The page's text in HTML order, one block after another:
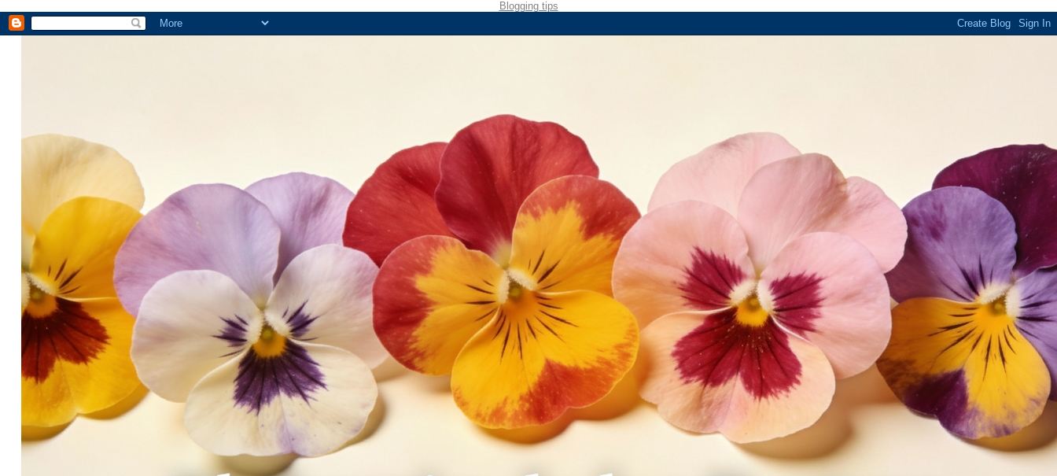
Blogging tips